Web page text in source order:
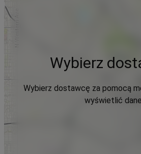
Wybierz
Wybierz dostawcę za pomocą
wyświetlić dane.